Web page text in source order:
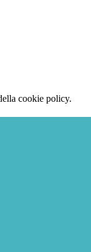
cookie policy.